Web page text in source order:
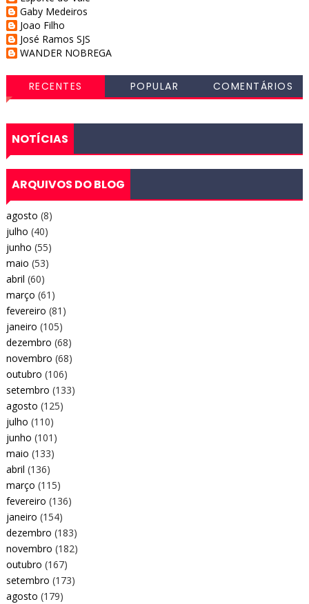
Gaby Medeiros
Joao Filho
José Ramos SJS
WANDER NOBREGA
RECENTES POPULAR COMENTÁRIOS
NOTÍCIAS
ARQUIVOS DO BLOG
agosto (8)
julho (40)
junho (55)
maio (53)
abril (60)
março (61)
fevereiro (81)
janeiro (105)
dezembro (68)
novembro (68)
outubro (106)
setembro (133)
agosto (125)
julho (110)
junho (101)
maio (133)
abril (136)
março (115)
fevereiro (136)
janeiro (154)
dezembro (183)
novembro (182)
outubro (167)
setembro (173)
agosto (179)